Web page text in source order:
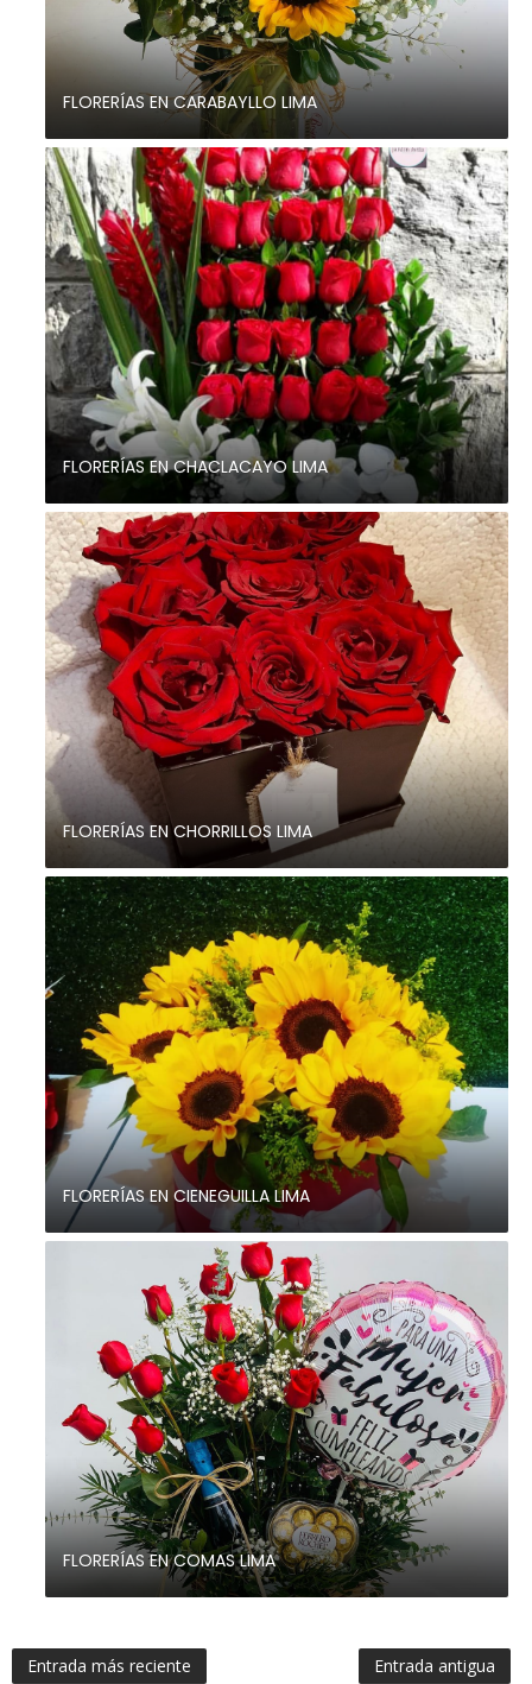
FLORERÍAS EN CARABAYLLO LIMA
FLORERÍAS EN CHACLACAYO LIMA
FLORERÍAS EN CHORRILLOS LIMA
FLORERÍAS EN CIENEGUILLA LIMA
FLORERÍAS EN COMAS LIMA
Entrada más reciente Entrada antigua